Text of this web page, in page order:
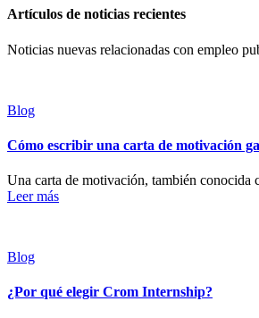
Artículos de noticias recientes
Noticias nuevas relacionadas con empleo
Blog
Cómo escribir una carta de motivación
Una carta de motivación, también conocida
Leer más
Blog
¿Por qué elegir Crom Internship?